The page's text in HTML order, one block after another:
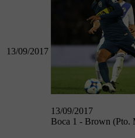
13/09/2017
13/09/2017
Boca 1 - Brown (Pto.